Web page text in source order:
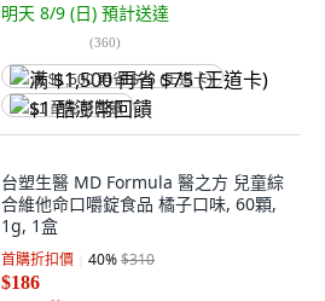
明天 8/9 (日) 預計送達
(360)
满 $1,500 再省 $75 (王道卡)
$1 酷澎幣回饋
台塑生醫 MD Formula 醫之方 兒童綜
合維他命口嚼錠食品 橘子口味, 60顆,
1g, 1盒
首購折扣價 40%$310
$186